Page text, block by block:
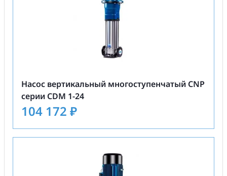
Насос вертикальный многоступенчатый CNP
серии CDM 1-24
104 172 ₽